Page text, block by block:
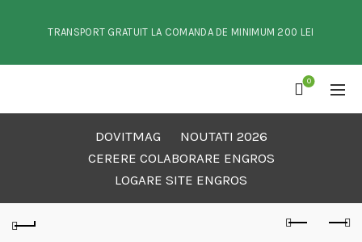
TRANSPORT GRATUIT LA COMANDA DE MINIMUM 200 LEI
0
DOVITMAG
NOUTATI 2026
CERERE COLABORARE ENGROS
LOGARE SITE ENGROS